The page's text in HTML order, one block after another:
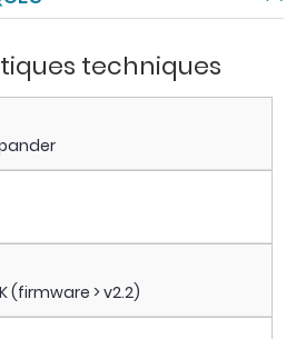
techniques
(firmware > v2.2)